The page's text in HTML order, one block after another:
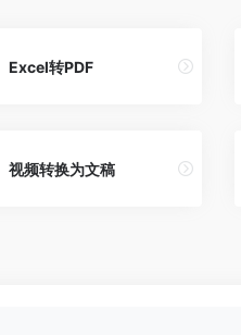
Excel转PDF
视频转换为文稿